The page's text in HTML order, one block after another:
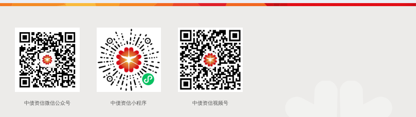
中债资信微信公众号 中债资信小程序 中债资信视频号